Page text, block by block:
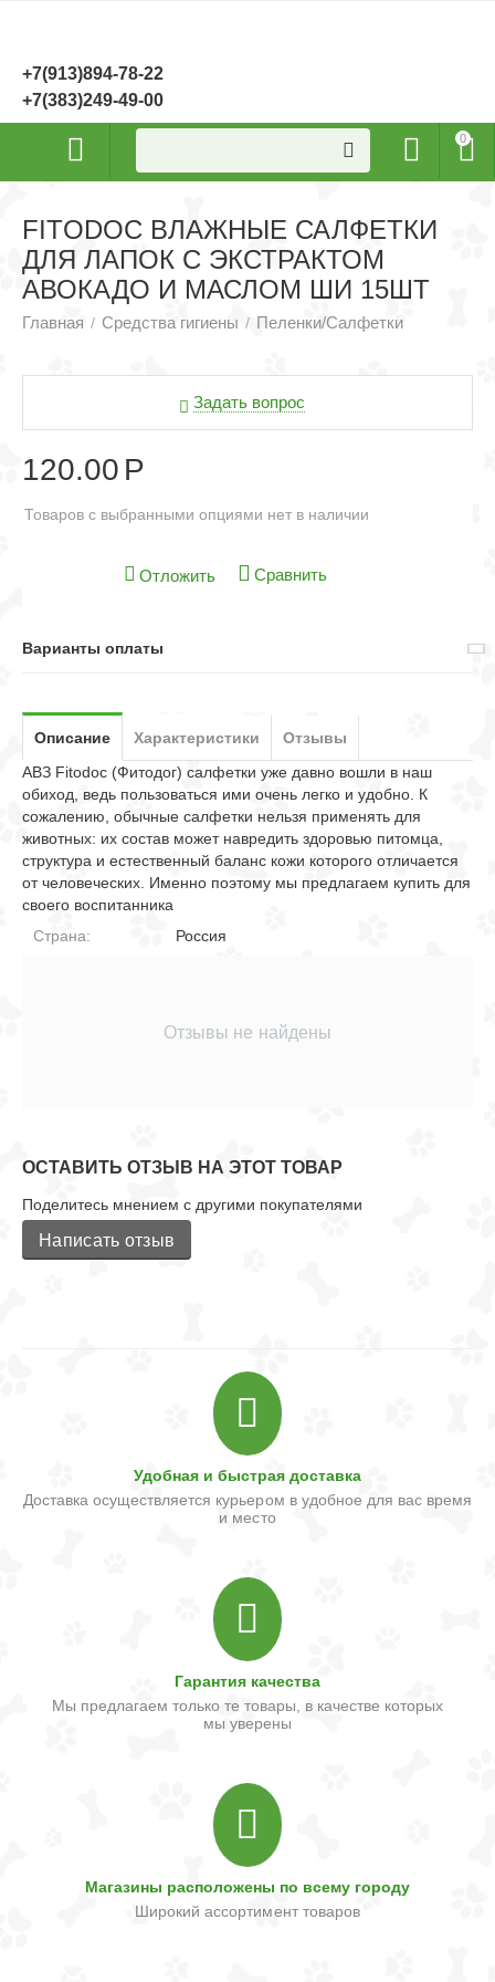
+7(913)894-78-22
+7(383)249-49-00
0
FITODOС ВЛАЖНЫЕ САЛФЕТКИ
ДЛЯ ЛАПОК С ЭКСТРАКТОМ
АВОКАДО И МАСЛОМ ШИ 15ШТ
Главная / Средства гигиены / Пеленки/Салфетки
Задать вопрос
120.00 Р
Товаров с выбранными опциями нет в наличии
Отложить Сравнить
Варианты оплаты
Описание Характеристики
Отзывы
АВЗ Fitodoc (Фитодог) салфетки уже давно вошли в наш
обиход, ведь пользоваться ими очень легко и удобно. К
сожалению, обычные салфетки нельзя применять для
животных: их состав может навредить здоровью питомца,
структура и естественный баланс кожи которого отличается
от человеческих. Именно поэтому мы предлагаем купить для
своего воспитанника
Страна:
Россия
Отзывы не найдены
ОСТАВИТЬ ОТЗЫВ НА ЭТОТ ТОВАР
Поделитесь мнением с другими покупателями
Написать отзыв
Удобная и быстрая доставка
Доставка осуществляется курьером в удобное для вас время
и место
Гарантия качества
Мы предлагаем только те товары, в качестве которых
мы уверены
Магазины расположены по всему городу
Широкий ассортимент товаров